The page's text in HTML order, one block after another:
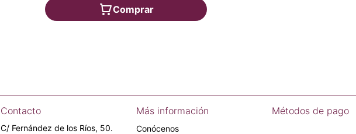
Comprar
Contacto
C/ Fernández de los Ríos, 50.
Más información
Conócenos
Métodos de pago